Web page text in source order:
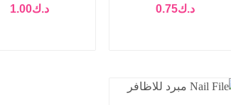
د.ك0.75
د.ك1.00